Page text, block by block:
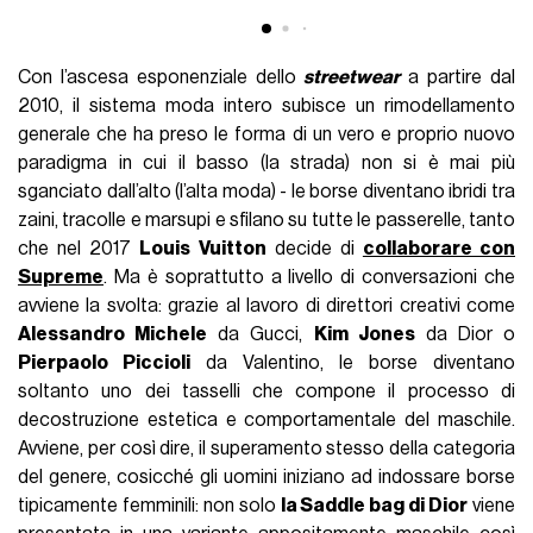
Con l’ascesa esponenziale dellostreetweara partire dal
2010, il sistema moda intero subisce un rimodellamento
generale che ha preso le forma di un vero e proprio nuovo
paradigma in cui il basso (la strada) non si è mai più
sganciato dall’alto (l’alta moda) - le borse diventano ibridi tra
zaini, tracolle e marsupi e sfilano su tutte le passerelle, tanto
che nel 2017
Louis Vuitton decide di collaborare con
Supreme. Ma è soprattutto a livello di conversazioni che
avviene la svolta: grazie al lavoro di direttori creativi come
Alessandro Michele da Gucci, Kim Jonesda Dior o
Pierpaolo Piccioli da Valentino, le borse diventano
soltanto uno dei tasselli che compone il processo di
decostruzione estetica e comportamentale del maschile.
Avviene, per così dire, il superamento stesso della categoria
del genere, cosicché gli uomini iniziano ad indossare borse
tipicamente femminili: non solo
la Saddle bag di Dior viene